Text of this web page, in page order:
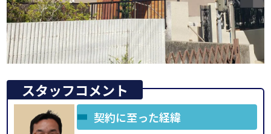
スタッフコメント
契約に至った経緯